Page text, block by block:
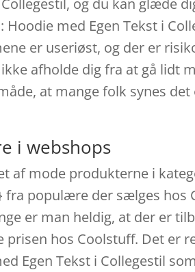
med Egen Tekst i
er useriøst, og der er
afholde dig fra at gå lidt
at mange folk synes
i webshops
af mode produkterne i
populære der sælges hos
er man heldig, at der er
hos Coolstuff. Det er
Egen Tekst i Collegestil